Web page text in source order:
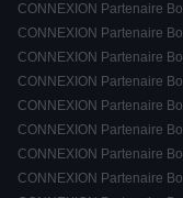
CONNEXION Partenaire
CONNEXION Partenaire
CONNEXION Partenaire
CONNEXION Partenaire
CONNEXION Partenaire
CONNEXION Partenaire
CONNEXION Partenaire
CONNEXION Partenaire